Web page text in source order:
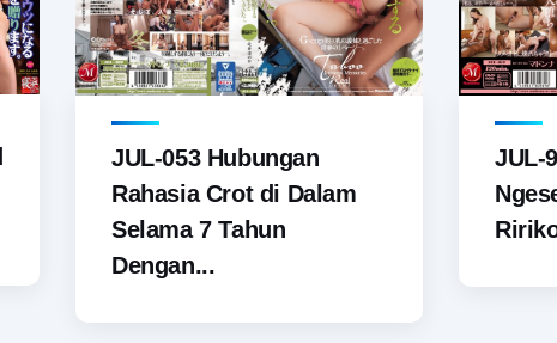
JUL-053 Hubungan
Rahasia Crot di Dalam
Selama 7 Tahun
Dengan...
JUL-